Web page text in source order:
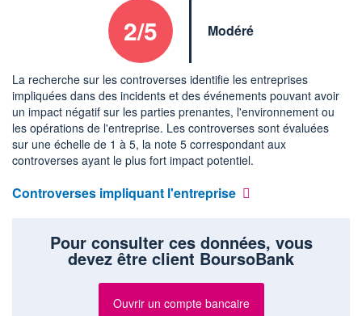
2/5 Modéré
La recherche sur les controverses identifie les entreprises
impliquées dans des incidents et des événements pouvant avoir
un impact négatif sur les parties prenantes, l'environnement ou
les opérations de l'entreprise. Les controverses sont évaluées
sur une échelle de 1 à 5, la note 5 correspondant aux
controverses ayant le plus fort impact potentiel.
Controverses impliquant l'entreprise
Pour consulter ces données, vous
devez être client BoursoBank
Ouvrir un compte bancaire